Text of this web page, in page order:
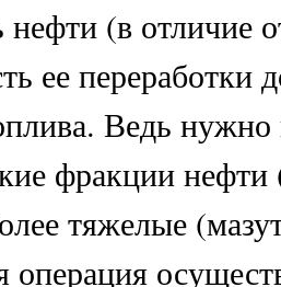
(в отличие
ее переработки
Ведь
фракции нефти
тяжелые
операция